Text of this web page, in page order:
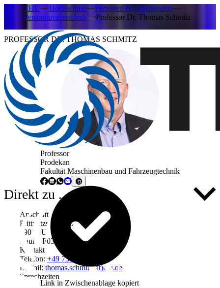
THU Hochschule
Personen & Organisation
Personenverzeichnis
Professor Dr. Thomas Schmitz
PROFESSOR DR. THOMAS SCHMITZ
Professor
Prodekan
Fakultät Maschinenbau und Fahrzeugtechnik
Link in Zwischenablage kopiert
Direkt zu ...
Anschrift
Prittwitzstraße 10
89075 Ulm
Raum: F03
Kontakt
Telefon: +49 731 96537-587
E-Mail: thomas.schmitz(at)thu.de
Sprechzeiten